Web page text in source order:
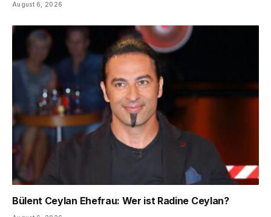
August 6, 2026
Bülent Ceylan Ehefrau: Wer ist Radine Ceylan?